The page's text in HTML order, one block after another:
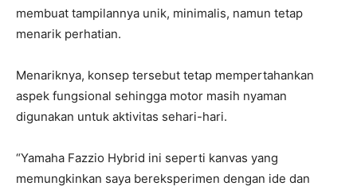
membuat tampilannya unik, minimalis, namun tetap
menarik perhatian.
Menariknya, konsep tersebut tetap mempertahankan
aspek fungsional sehingga motor masih nyaman
digunakan untuk aktivitas sehari-hari.
“Yamaha Fazzio Hybrid ini seperti kanvas yang
memungkinkan saya bereksperimen dengan ide dan